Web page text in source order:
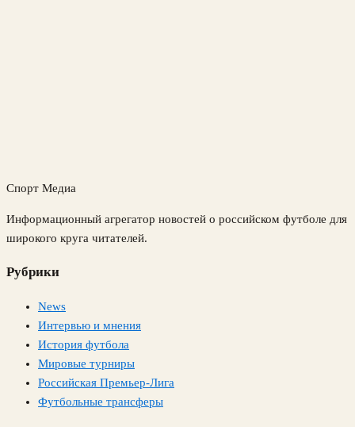
Спорт Медиа
Информационный агрегатор новостей о российском футболе для
широкого круга читателей.
Рубрики
News
Интервью и мнения
История футбола
Мировые турниры
Российская Премьер-Лига
Футбольные трансферы